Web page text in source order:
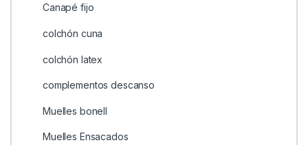
Canapé fijo
colchón cuna
colchón latex
complementos descanso
Muelles bonell
Muelles Ensacados